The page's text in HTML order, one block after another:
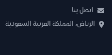
اتصل بنا
الرياض، المملكة العربية السعودية